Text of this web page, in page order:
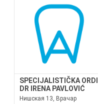
SPECIJALISTIČKA
DR IRENA PAVLOVIĆ
Нишская 13, Врачар